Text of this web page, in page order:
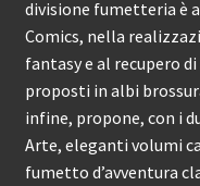
divisione fumetteria è
Comics, nella
fantasy e al recupero
proposti in albi
infine, propone, con i
Arte, eleganti volumi
fumetto d’avventura